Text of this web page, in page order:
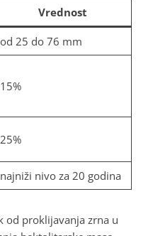
Vrednost
od 25 do 76 mm
15%
25%
najniži nivo za 20 godina
od proklijavanja zrna u